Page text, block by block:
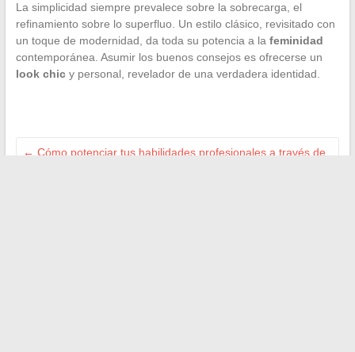
La simplicidad siempre prevalece sobre la sobrecarga, el
refinamiento sobre lo superfluo. Un estilo clásico, revisitado con
un toque de modernidad, da toda su potencia a la feminidad
contemporánea. Asumir los buenos consejos es ofrecerse un
look chicy personal, revelador de una verdadera identidad.
← Cómo potenciar tus habilidades profesionales a través de